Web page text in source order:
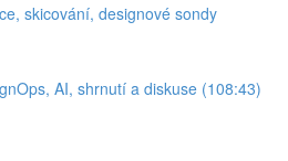
skicování, designové sondy
AI, shrnutí a diskuse (108:43)